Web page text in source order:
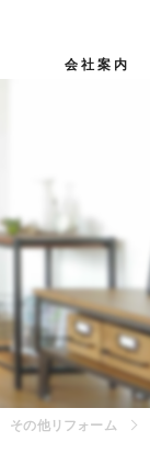
会社案内
その他リフォーム